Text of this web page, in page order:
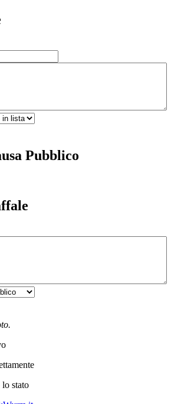
Pubblico
stato